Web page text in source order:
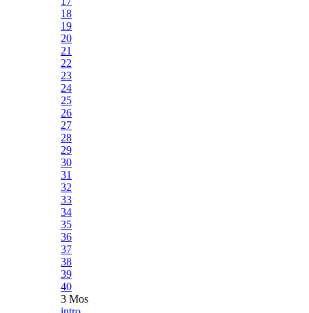
18
19
20
21
22
23
24
25
26
27
28
29
30
31
32
33
34
35
36
37
38
39
40
3 Mos